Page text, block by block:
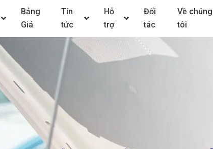
Bảng
Giá
Tin
tức
Hỗ
trợ
Đối
tác
Về chúng
tôi